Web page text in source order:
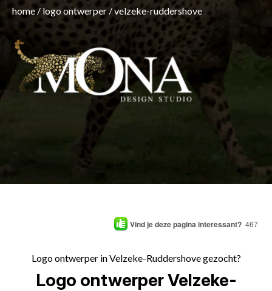
home / logo ontwerper/velzeke-ruddershove
Vind je deze pagina interessant? 467
Logo ontwerper in Velzeke-Ruddershove gezocht?
Logo ontwerper Velzeke-